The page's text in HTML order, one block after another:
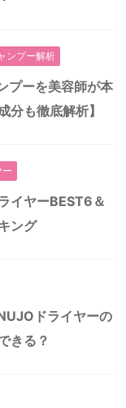
ンプー解析
プーを美容師が本
分も徹底解析】
イヤーBEST6＆
ング
ドライヤーの
きる？